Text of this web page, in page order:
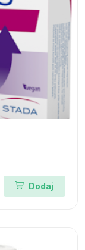
Dodaj